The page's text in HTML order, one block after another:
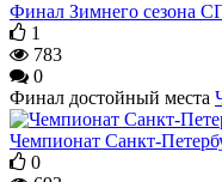
Финал Зимнего сезона
1
783
0
Финал достойный места
Чемпионат Санкт-
0